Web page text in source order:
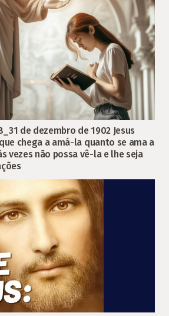
de dezembro de 1902 Jesus
chega a amá-la quanto se ama a
vezes não possa vê-la e lhe seja